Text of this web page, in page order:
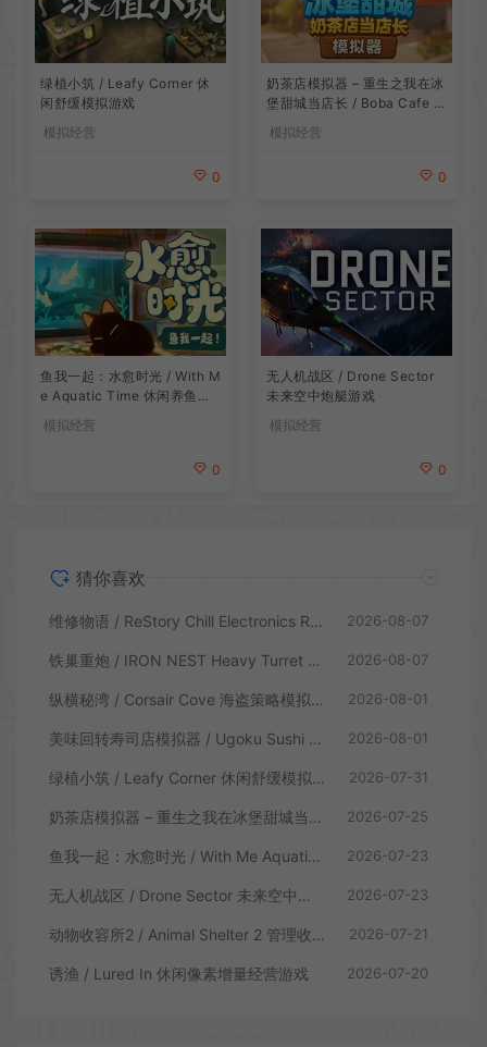
绿植小筑 / Leafy Corner 休
闲舒缓模拟游戏
模拟经营
0
奶茶店模拟器 – 重生之我在冰
堡甜城当店长 / Boba Cafe Si
mulator 模拟经营游戏
模拟经营
0
鱼我一起：水愈时光 / With M
e Aquatic Time 休闲养鱼游
模拟经营
0
无人机战区 / Drone Sector
未来空中炮艇游戏
模拟经营
0
猜你喜欢
维修物语 / ReStory Chill Electronics Repairs 拆解修理模拟游戏 2026-08-07
铁巢重炮 / IRON NEST Heavy Turret 柴油朋克重型火炮游戏 2026-08-07
纵横秘湾 / Corsair Cove 海盗策略模拟游戏 2026-08-01
美味回转寿司店模拟器 / Ugoku Sushi Bar 休闲治愈模拟游戏 2026-08-01
绿植小筑 / Leafy Corner 休闲舒缓模拟游戏 2026-07-31
奶茶店模拟器 – 重生之我在冰堡甜城当店长 / Boba Cafe Simulator 模拟经营游戏 2026-07-25
鱼我一起：水愈时光 / With Me Aquatic Time 休闲养鱼游戏 2026-07-23
无人机战区 / Drone Sector 未来空中炮艇游戏 2026-07-23
动物收容所2 / Animal Shelter 2 管理收容模拟游戏 2026-07-21
诱渔 / Lured In 休闲像素增量经营游戏 2026-07-20